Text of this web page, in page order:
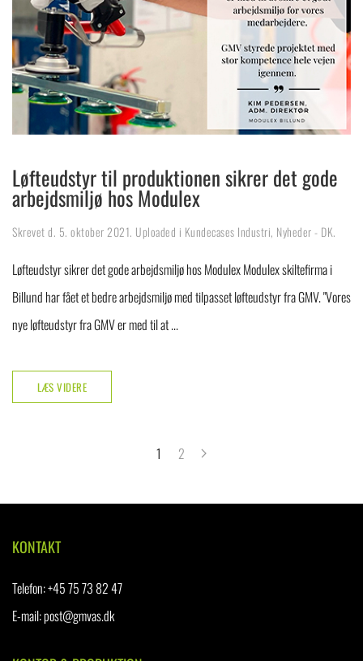
Løfteudstyr til produktionen sikrer det gode
arbejdsmiljø hos Modulex
Skrevet d. 5. oktober 2021. Uploaded i Kundecases Industri, Nyheder - DK.
Løfteudstyr sikrer det gode arbejdsmiljø hos Modulex Modulex skiltefirma i
Billund har fået et bedre arbejdsmiljø med tilpasset løfteudstyr fra GMV. "Vores
nye løfteudstyr fra GMV er med til at ...
LÆS VIDERE
1 2
KONTAKT
Telefon:+45 75 73 82 47
E-mail:post@gmvas.dk